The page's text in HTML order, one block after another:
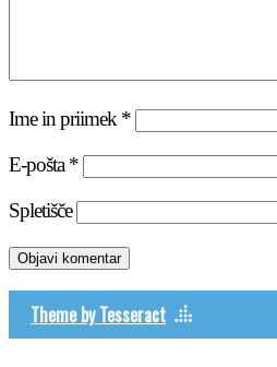
Ime in priimek *
E-pošta*
Spletišče
Theme by Tesseract